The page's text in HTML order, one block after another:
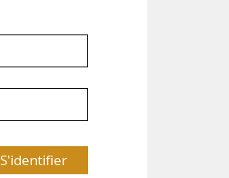
S'identifier